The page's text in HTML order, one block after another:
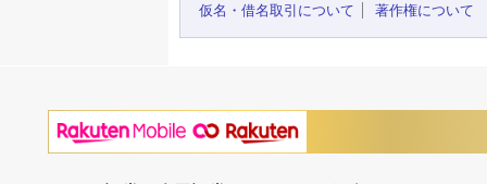
仮名・借名取引について
著作権について